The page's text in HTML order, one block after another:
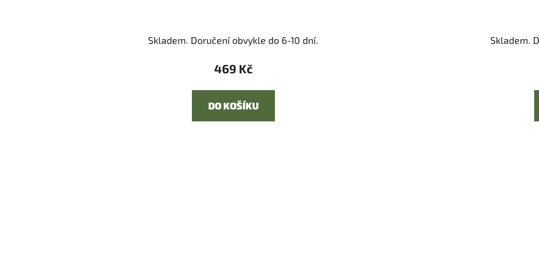
Skladem. Doručení obvykle do 6-10 dní.
469 Kč
DO KOŠÍKU
Skladem.